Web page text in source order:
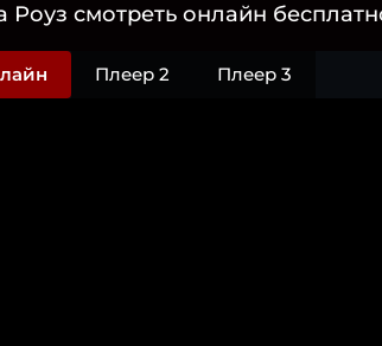
Роуз смотреть онлайн
Плеер 2 Плеер 3